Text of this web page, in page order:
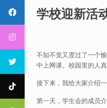
学校迎新活
不知不觉又度过了一个
中上网课。校园里的人
接下来，我给大家介绍
第一天，学生会的成员